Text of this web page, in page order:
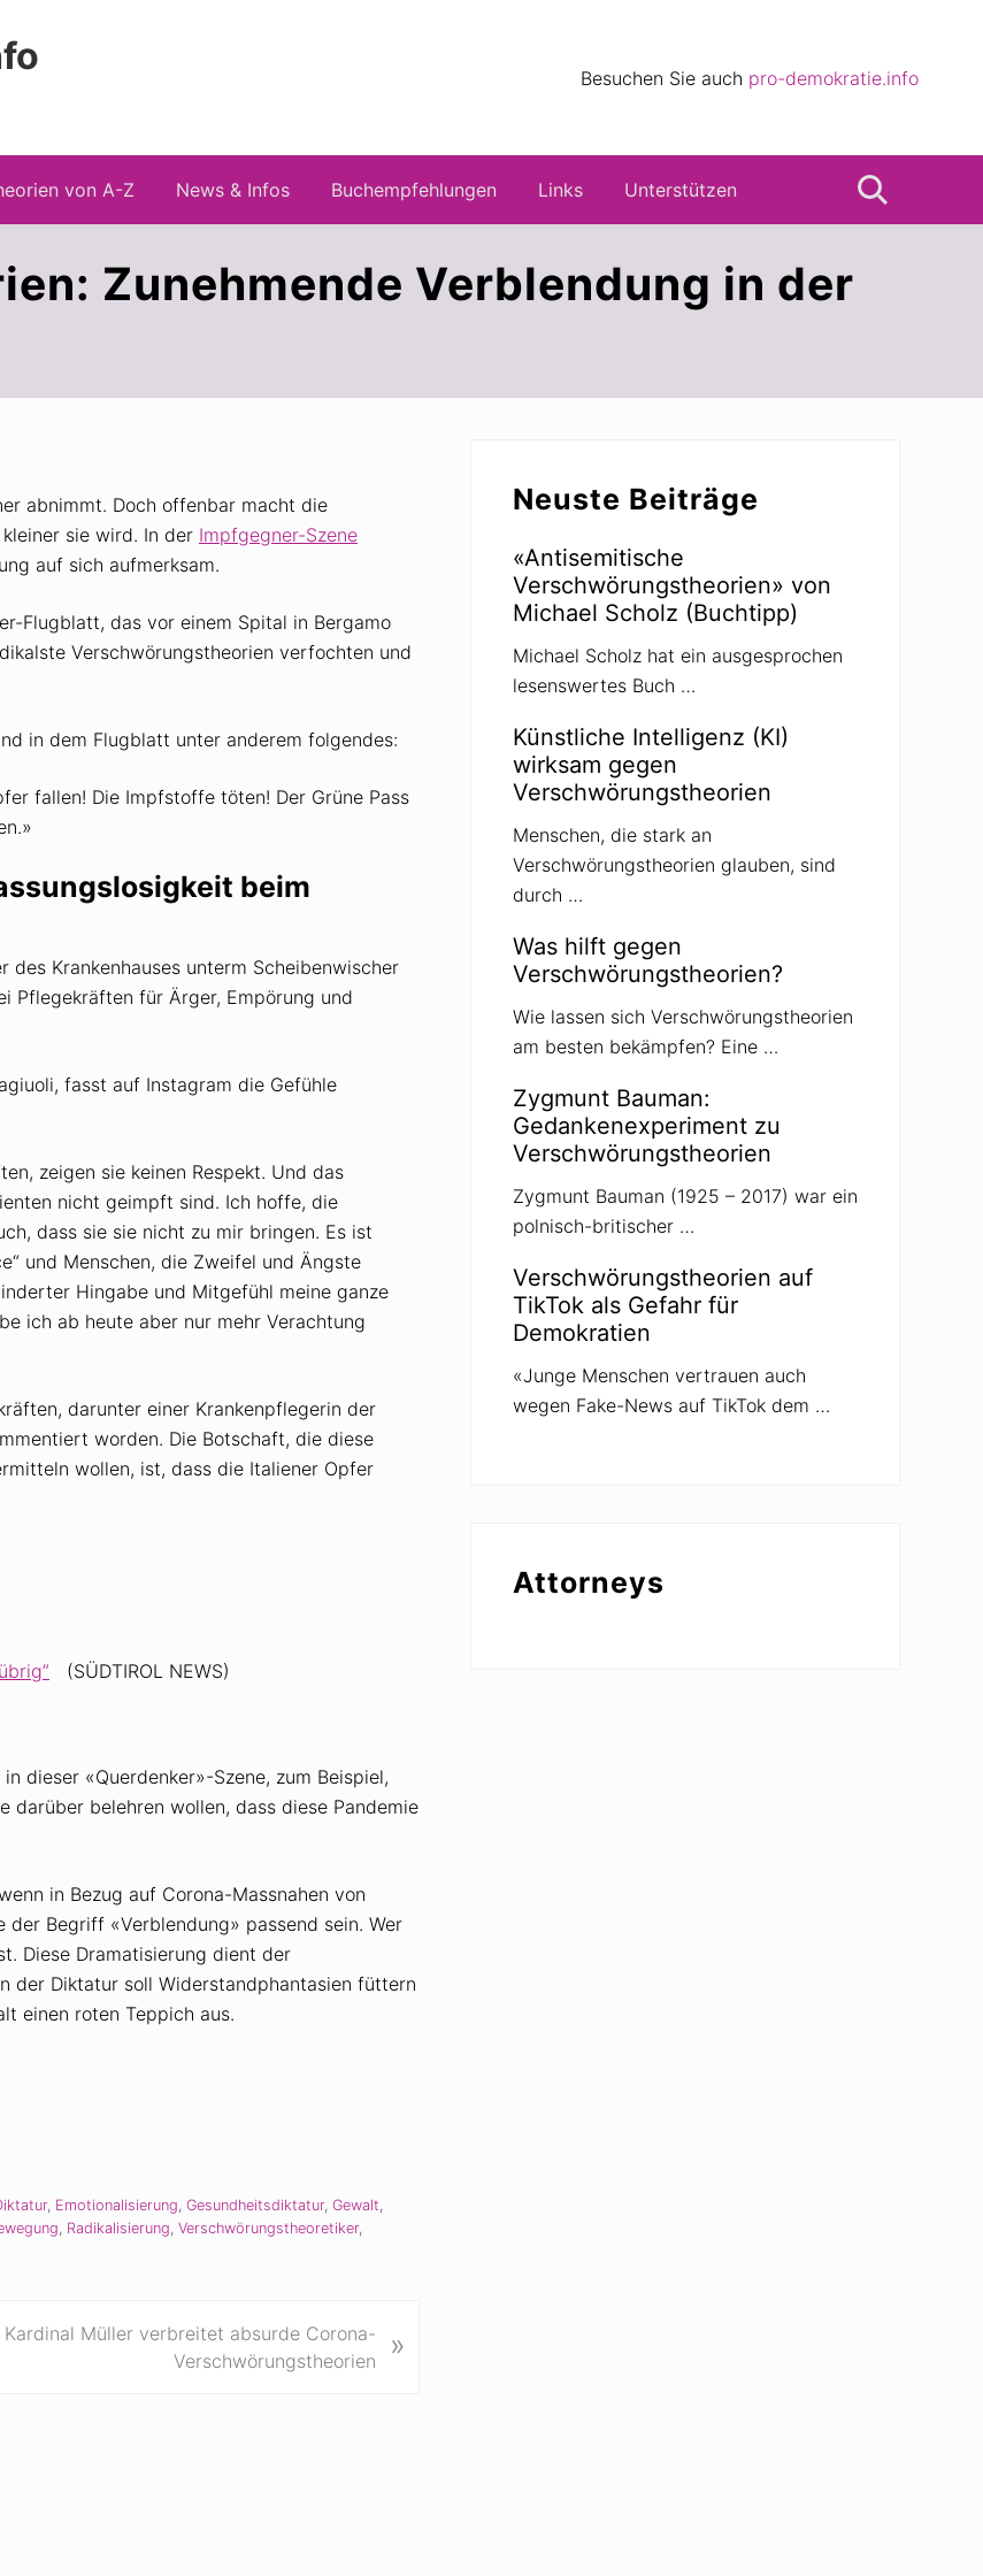
Besuchen Sie auch pro-demokratie.info
von A-Z News & Infos Buchempfehlungen Links Unterstützen Suche
Zunehmende Verblendung in der
abnimmt. Doch offenbar macht die
sie wird. In der Impfgegner-Szene
auf sich aufmerksam.
Flugblatt, das vor einem Spital in Bergamo
Verschwörungstheorien verfochten und
in dem Flugblatt unter anderem folgendes:
fallen! Die Impfstoffe töten! Der Grüne Pass
beim
Krankenhauses unterm Scheibenwischer
Pflegekräften für Ärger, Empörung und
fasst auf Instagram die Gefühle
zeigen sie keinen Respekt. Und das
nicht geimpft sind. Ich hoffe, die
dass sie sie nicht zu mir bringen. Es ist
und Menschen, die Zweifel und Ängste
Hingabe und Mitgefühl meine ganze
ich ab heute aber nur mehr Verachtung
darunter einer Krankenpflegerin der
worden. Die Botschaft, die diese
wollen, ist, dass die Italiener Opfer
(SÜDTIROL NEWS)
dieser «Querdenker»-Szene, zum Beispiel,
belehren wollen, dass diese Pandemie
in Bezug auf Corona-Massnahen von
Begriff «Verblendung» passend sein. Wer
Diese Dramatisierung dient der
der Diktatur soll Widerstandphantasien füttern
einen roten Teppich aus.
, Emotionalisierung Gesundheitsdiktatur, Gewalt
Radikalisierung Verschwörungstheoretiker,
N
Kardinal Müller verbreitet absurde Corona-
Verschwörungstheorien
»
Neuste Beiträge
«Antisemitische
Verschwörungstheorien» von
Michael Scholz (Buchtipp)
Michael Scholz hat ein ausgesprochen
lesenswertes Buch …
Künstliche Intelligenz (KI)
wirksam gegen
Verschwörungstheorien
Menschen, die stark an
Verschwörungstheorien glauben, sind
durch …
Was hilft gegen
Verschwörungstheorien?
Wie lassen sich Verschwörungstheorien
am besten bekämpfen? Eine …
Zygmunt Bauman:
Gedankenexperiment zu
Verschwörungstheorien
Zygmunt Bauman (1925 – 2017) war ein
polnisch-britischer …
Verschwörungstheorien auf
TikTok als Gefahr für
Demokratien
«Junge Menschen vertrauen auch
wegen Fake-News auf TikTok dem …
Attorneys